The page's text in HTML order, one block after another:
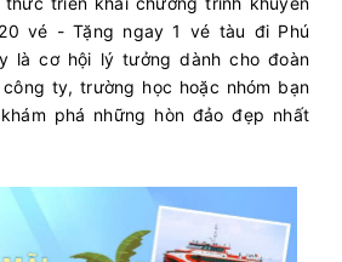
vé - Tặng ngay 1 vé tàu đi Phú
là cơ hội lý tưởng dành cho đoàn
ty, trường học hoặc nhóm bạn
phá những hòn đảo đẹp nhất